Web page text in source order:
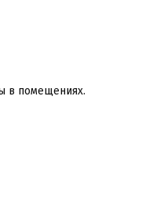
в помещениях.